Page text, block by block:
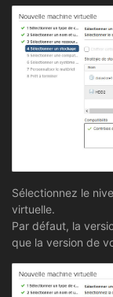
Sélectionnez le
virtuelle.
Par défaut, la
que la version de